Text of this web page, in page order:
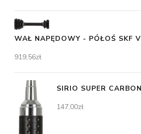
WAŁ NAPĘDOWY - PÓŁOŚ SKF
919,56zł
SIRIO SUPER
147,00zł